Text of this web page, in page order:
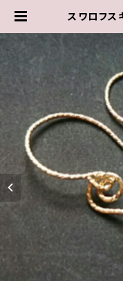
スワロフ
| ゆきんこ